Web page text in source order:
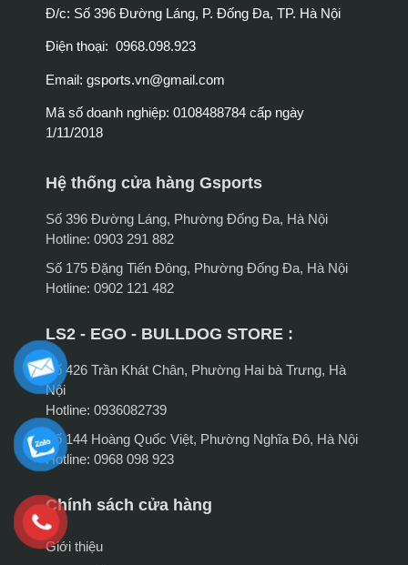
Đ/c: Số 396 Đường Láng, P. Đống Đa, TP. Hà Nội
Điện thoại: 0968.098.923
Email: gsports.vn@gmail.com
Mã số doanh nghiệp: 0108488784 cấp ngày
1/11/2018
Hệ thống cửa hàng Gsports
Số 396 Đường Láng, Phường Đống Đa, Hà Nội
Hotline: 0903 291 882
Số 175 Đặng Tiến Đông, Phường Đống Đa, Hà Nội
Hotline: 0902 121 482
LS2 - EGO - BULLDOG STORE :
Số 426 Trần Khát Chân, Phường Hai bà Trưng, Hà
Nội
Hotline: 0936082739
Số 144 Hoàng Quốc Việt, Phường Nghĩa Đô, Hà Nội
Hotline: 0968 098 923
Chính sách cửa hàng
Giới thiệu